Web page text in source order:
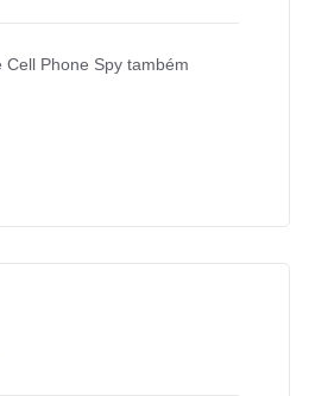
Phone Spy também